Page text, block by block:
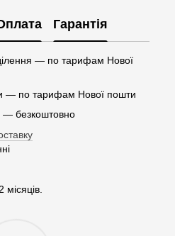
Гарантія
— по тарифам Нової
— по тарифам Нової пошти
— безкоштовно
місяців.